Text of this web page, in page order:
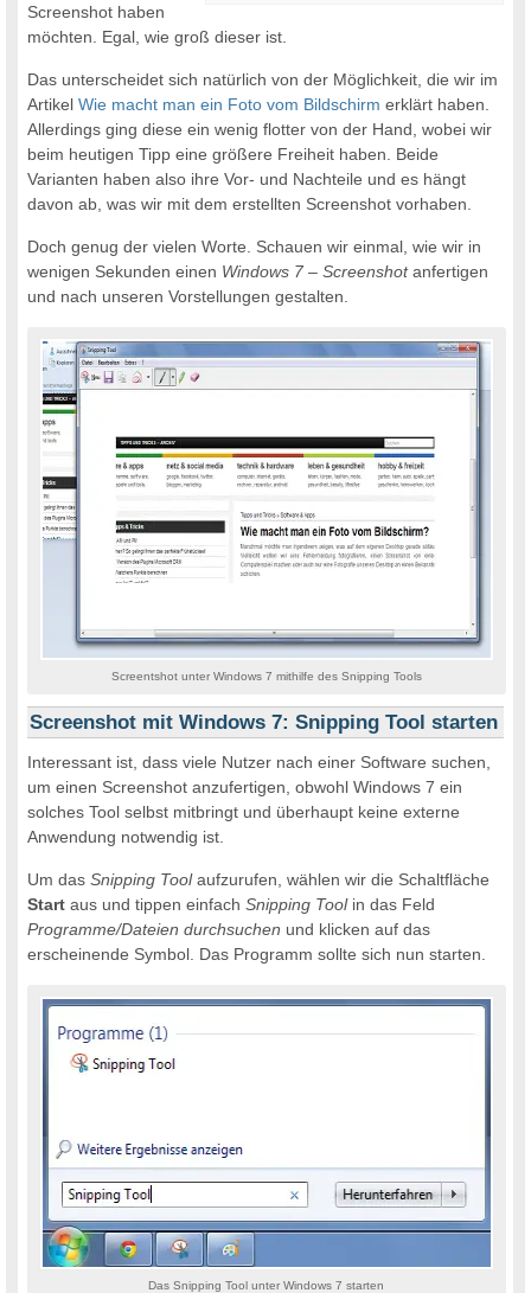
Screenshot haben
möchten. Egal, wie groß dieser ist.
Das unterscheidet sich natürlich von der Möglichkeit, die wir im
ArtikelWie macht man ein Foto vom Bildschirm erklärt haben.
Allerdings ging diese ein wenig flotter von der Hand, wobei wir
beim heutigen Tipp eine größere Freiheit haben. Beide
Varianten haben also ihre Vor- und Nachteile und es hängt
davon ab, was wir mit dem erstellten Screenshot vorhaben.
Doch genug der vielen Worte. Schauen wir einmal, wie wir in
wenigen Sekunden einen Windows 7 – Screenshotanfertigen
und nach unseren Vorstellungen gestalten.
Screentshot unter Windows 7 mithilfe des Snipping Tools
Screenshot mit Windows 7: Snipping Tool starten
Interessant ist, dass viele Nutzer nach einer Software suchen,
um einen Screenshot anzufertigen, obwohl Windows 7 ein
solches Tool selbst mitbringt und überhaupt keine externe
Anwendung notwendig ist.
Um dasSnipping Toolaufzurufen, wählen wir die Schaltfläche
Start aus und tippen einfachSnipping Toolin das Feld
Programme/Dateien durchsuchen und klicken auf das
erscheinende Symbol. Das Programm sollte sich nun starten.
Das Snipping Tool unter Windows 7 starten